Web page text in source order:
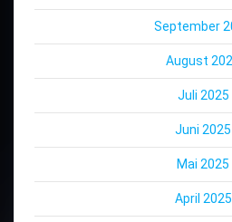
September
August
Juli 2025
Juni 2025
Mai 2025
April 2025